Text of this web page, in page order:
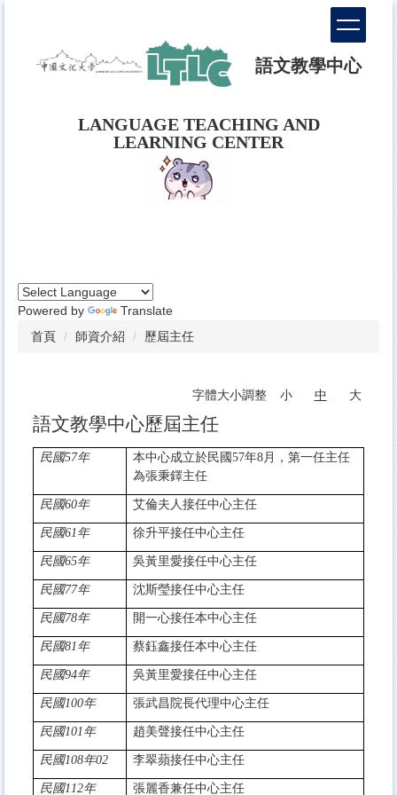
語文教學中心
LANGUAGE TEACHING AND
LEARNING CENTER
Powered by
Translate
首頁
師資介紹 歷屆主任
字體大小調整 小 中 大
語文教學中心歷屆主任
民國57年
本中心成立於民國57年8月，第一任主任
為張秉鐸主任
民國60年 艾倫夫人接任中心主任
民國61年 徐升平接任中心主任
民國65年 吳黃里愛接任中心主任
民國77年 沈斯瑩接任中心主任
民國78年 開一心接任本中心主任
民國81年 蔡鈺鑫接任本中心主任
民國94年 吳黃里愛接任中心主任
民國100年 張武昌院長代理中心主任
民國101年 趙美聲接任中心主任
民國108年02 李翠蘋接任中心主任
民國112年 張麗香兼任中心主任